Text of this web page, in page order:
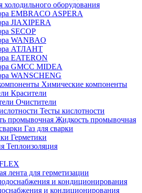
холодильного оборудования
EMBRACO ASPERA
JIAXIPERA
SECOP
WANBAO
АТЛАНТ
EATERON
GMCC MIDEA
WANSCHENG
Химические компоненты
Красители
Очистители
Тесты кислотности
Жидкость промывочная
Газ для сварки
Герметики
Теплоизоляция
лента для герметизации
и кондиционирования